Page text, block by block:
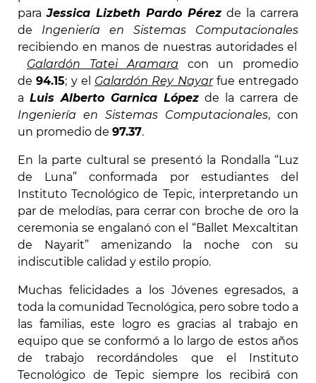
paraJessica Lizbeth Pardo Pérez de la carrera
de Ingeniería en Sistemas Computacionales
recibiendo en manos de nuestras autoridades el
Galardón Tatei Aramara con un promedio
de94.15; y el Galardón Rey Nayarfue entregado
a Luis Alberto Garnica López de la carrera de
Ingeniería en Sistemas Computacionales, con
un promedio de 97.37.
En la parte cultural se presentó la Rondalla “Luz
de Luna” conformada por estudiantes del
Instituto Tecnológico de Tepic, interpretando un
par de melodías, para cerrar con broche de oro la
ceremonia se engalanó con el “Ballet Mexcaltitan
de Nayarit” amenizando la noche con su
indiscutible calidad y estilo propio.
Muchas felicidades a los Jóvenes egresados, a
toda la comunidad Tecnológica, pero sobre todo a
las familias, este logro es gracias al trabajo en
equipo que se conformó a lo largo de estos años
de trabajo recordándoles que el Instituto
Tecnológico de Tepic siempre los recibirá con